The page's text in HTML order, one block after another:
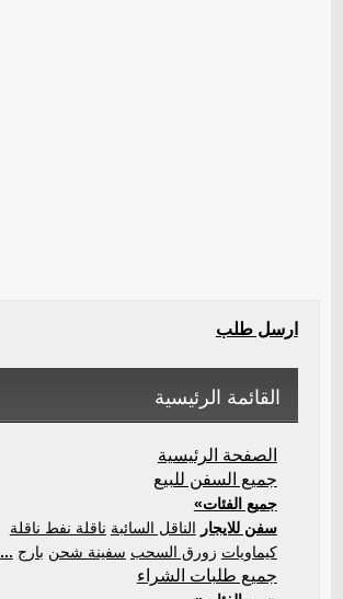
ارسل طلب
القائمة الرئيسية
الصفحة الرئيسية
جميع السفن للبيع
جميع الفئات»
سفن للايجار الناقل السائبة ناقلة نفط ناقلة
كيماويات زورق السحب سفينة شحن بارج ...
جميع طلبات الشراء